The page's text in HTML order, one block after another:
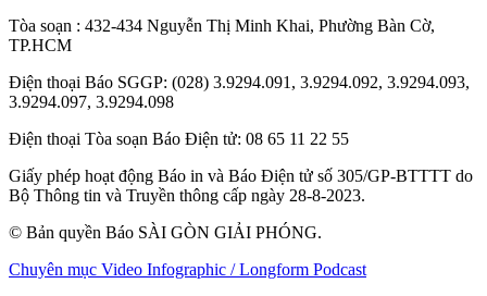
Tòa soạn : 432-434 Nguyễn Thị Minh Khai, Phường Bàn Cờ,
TP.HCM
Điện thoại Báo SGGP: (028) 3.9294.091, 3.9294.092, 3.9294.093,
3.9294.097, 3.9294.098
Điện thoại Tòa soạn Báo Điện tử: 08 65 11 22 55
Giấy phép hoạt động Báo in và Báo Điện tử số 305/GP-BTTTT do
Bộ Thông tin và Truyền thông cấp ngày 28-8-2023.
© Bản quyền Báo SÀI GÒN GIẢI PHÓNG.
Chuyên mục Video Infographic / Longform Podcast